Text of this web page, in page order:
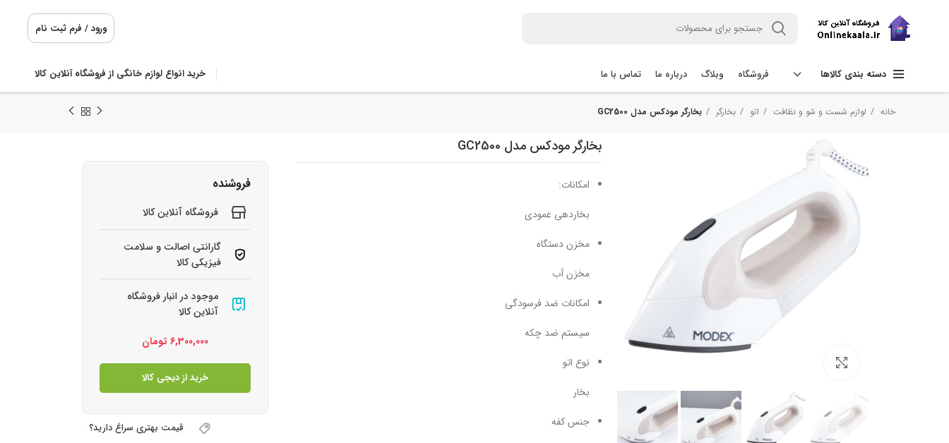
ورود / فرم ثبت نام
دسته بندی کالاها فروشگاه وبلاگ درباره ما تماس با ما خرید انواع لوازم خانگی از فروشگاه آنلاین کالا
خانه لوازم شست و شو و نظافت اتو بخارگر بخارگر مودکس مدل GC2500
بخارگر مودکس مدل GC2500
امکانات:
بخاردهی عمودی
مخزن دستگاه
مخزن آب
امکانات ضد فرسودگی
سیستم ضد چکه
نوع اتو
بخار
جنس کفه
فروشنده
فروشگاه آنلاین کالا
گارانتی اصالت و سلامت
فیزیکی کالا
موجود در انبار فروشگاه
آنلاین کالا
6,300,000 تومان
خرید از دیجی کالا
قیمت بهتری سراغ دارید؟